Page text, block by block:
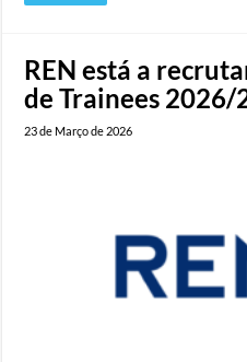
REN está a
de Trainees 2026/
23 de Março de 2026